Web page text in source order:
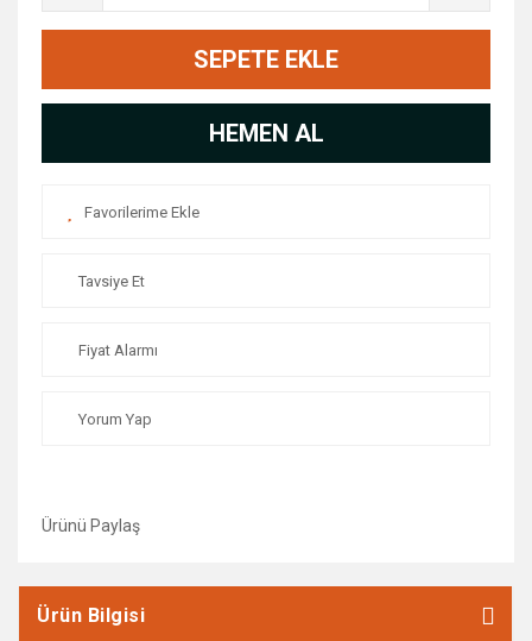
SEPETE EKLE
HEMEN AL
Tavsiye Et
Fiyat Alarmı
Yorum Yap
Ürünü Paylaş
Ürün Bilgisi